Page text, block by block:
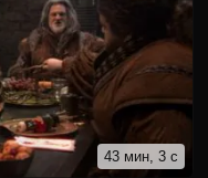
43 мин, 3 с